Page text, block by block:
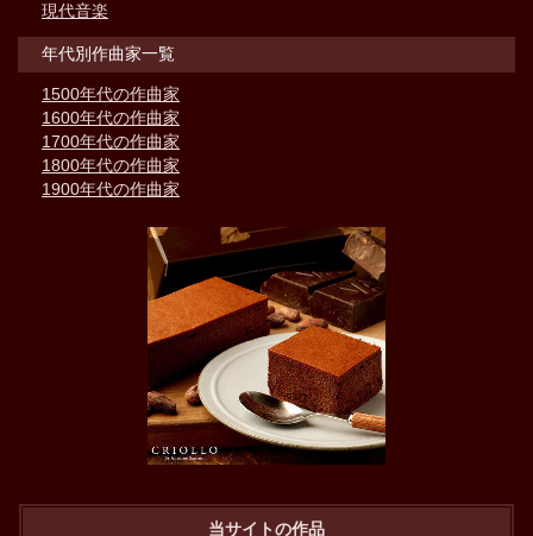
現代音楽
年代別作曲家一覧
1500年代の作曲家
1600年代の作曲家
1700年代の作曲家
1800年代の作曲家
1900年代の作曲家
当サイトの作品